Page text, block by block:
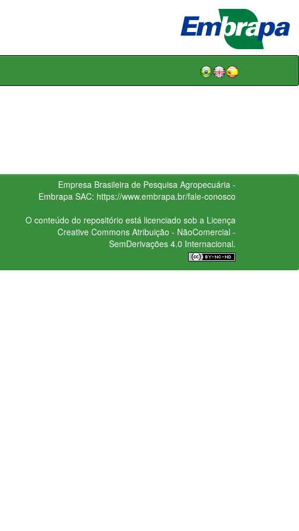
Empresa Brasileira de Pesquisa Agropecuária -
Embrapa SAC: https://www.embrapa.br/fale-conosco
O conteúdo do repositório está licenciado sob a Licença
Creative CommonsAtribuição - NãoComercial -
SemDerivações 4.0 Internacional.